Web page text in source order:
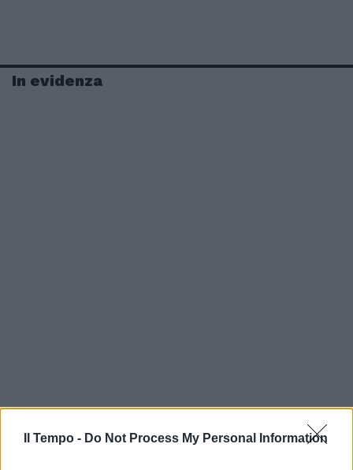
Il Tempo - Do Not Process My Personal Information
In evidenza